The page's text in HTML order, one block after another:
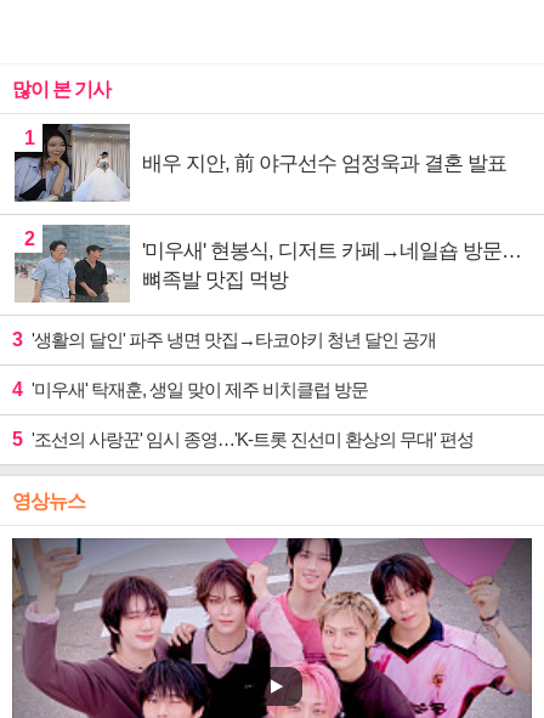
많이 본 기사
1
배우 지안, 前 야구선수 엄정욱과 결혼 발표
2
'미우새' 현봉식, 디저트 카페→네일숍 방문…
뼈족발 맛집 먹방
3 '생활의 달인' 파주 냉면 맛집→타코야키 청년 달인 공개
4 '미우새' 탁재훈, 생일 맞이 제주 비치클럽 방문
5 '조선의 사랑꾼' 임시 종영…'K-트롯 진선미 환상의 무대' 편성
영상뉴스